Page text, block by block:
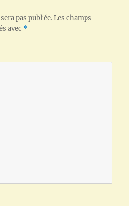
pas publiée. Les champs
avec *